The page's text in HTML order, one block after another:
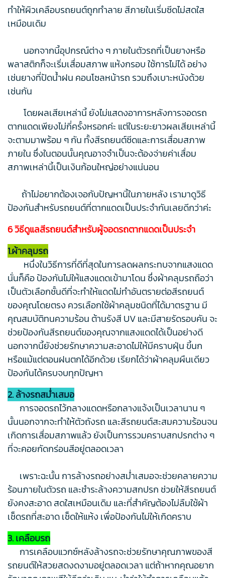
ทำให้ผิวเคลือบรถยนต์ถูกทำลาย สีภายในเริ่มซีดไม่สดใส
เหมือนเดิม
นอกจากนี้อุปกรณ์ต่าง ๆ ภายในตัวรถที่เป็นยางหรือ
พลาสติกก็จะเริ่มเสื่อมสภาพ แห้งกรอบ ใช้การไม่ได้ อย่าง
เช่นยางที่ปัดน้ำฝน คอนโซลหน้ารถ รวมถึงเบาะหนังด้วย
เช่นกัน
โดยผลเสียเหล่านี้ ยังไม่แสดงอาการหลังการจอดรถ
ตากแดดเพียงไม่กี่ครั้งหรอกค่ะ แต่ในระยะยาวผลเสียเหล่านี้
จะตามมาพร้อม ๆ กัน ทั้งสีรถยนต์ซีดและการเสื่อมสภาพ
ภายใน ซึ่งในตอนนั้นคุณอาจจำเป็นจะต้องจ่ายค่าเสื่อม
สภาพเหล่านี้เป็นเงินก้อนใหญ่อย่างแน่นอน
ถ้าไม่อยากต้องเจอกับปัญหานี้ในภายหลัง เรามาดูวิธี
ป้องกันสำหรับรถยนต์ที่ตากแดดเป็นประจำกันเลยดีกว่าค่ะ
6 วิธีดูแลสีรถยนต์สำหรับผู้จอดรถตากแดดเป็นประจำ
1.ผ้าคลุมรถ
หนึ่งในวิธีการที่ดีที่สุดในการลดผลกระทบจากแสงแดด
นั่นก็คือ ป้องกันไม่ให้แสงแดดเข้ามาโดน ซึ่งผ้าคลุมรถถือว่า
เป็นตัวเลือกชั้นดีที่จะทำให้แดดไม่ทำอันตรายต่อสีรถยนต์
ของคุณโดยตรง ควรเลือกใช้ผ้าคลุมชนิดที่ได้มาตรฐาน มี
คุณสมบัติทนความร้อน ต้านรังสี UV และมีสายรัดรอบคัน จะ
ช่วยป้องกันสีรถยนต์ของคุณจากแสงแดดได้เป็นอย่างดี
นอกจากนี้ยังช่วยรักษาความสะอาดไม่ให้มีคราบฝุ่น ขี้นก
หรือแม้แต่ตอนฝนตกได้อีกด้วย เรียกได้ว่าผ้าคลุมผืนเดียว
ป้องกันได้ครบจบทุกปัญหา
2. ล้างรถสม่ำเสมอ
การจอดรถไว้กลางแดดหรือกลางแจ้งเป็นเวลานาน ๆ
นั้นนอกจากจะทำให้ตัวถังรถ และสีรถยนต์สะสมความร้อนจน
เกิดการเสื่อมสภาพแล้ว ยังเป็นการรวมคราบสกปรกต่าง ๆ
ที่จะคอยกัดกร่อนสีอยู่ตลอดเวลา
เพราะฉะนั้น การล้างรถอย่างสม่ำเสมอจะช่วยคลายความ
ร้อนภายในตัวรถ และชำระล้างความสกปรก ช่วยให้สีรถยนต์
ยังคงสะอาด สดใสเหมือนเดิม และที่สำคัญต้องไม่ลืมใช้ผ้า
เช็ดรถที่สะอาด เช็ดให้แห้ง เพื่อป้องกันไม่ให้เกิดคราบ
3. เคลือบรถ
การเคลือบแวกซ์หลังล้างรถจะช่วยรักษาคุณภาพของสี
รถยนต์ให้สวยสดงดงามอยู่ตลอดเวลา แต่ถ้าหากคุณอยาก